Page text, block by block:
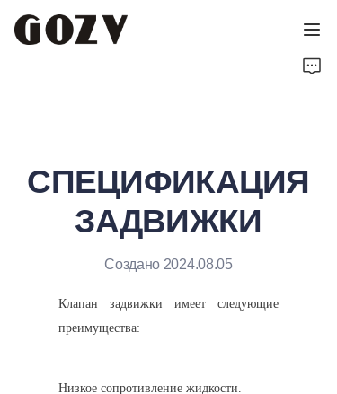
СПЕЦИФИКАЦИЯ
ЗАДВИЖКИ
Создано 2024.08.05
Клапан задвижки имеет следующие
преимущества:
Низкое сопротивление жидкости.
ПРОДУКТЫ
КОНТАКТЫ
ТЕХНИЧЕСКИЕ РЕСУРСЫ